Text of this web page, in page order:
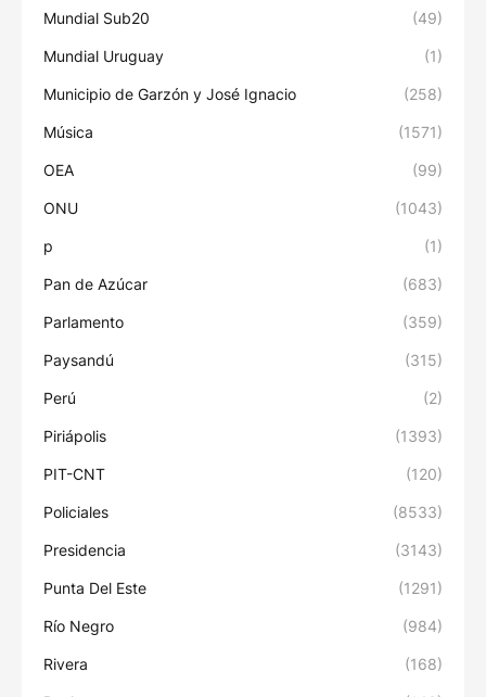
Mundial Sub20 (49)
Mundial Uruguay (1)
Municipio de Garzón y José Ignacio (258)
Música (1571)
OEA (99)
ONU (1043)
p (1)
Pan de Azúcar (683)
Parlamento (359)
Paysandú (315)
Perú (2)
Piriápolis (1393)
PIT-CNT (120)
Policiales (8533)
Presidencia (3143)
Punta Del Este (1291)
Río Negro (984)
Rivera (168)